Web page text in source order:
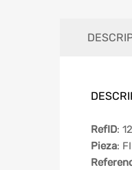
RefID:
Pieza: